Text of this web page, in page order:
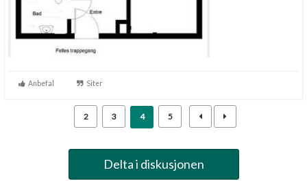
Anbefal Siter
2 3 4 5
Delta i diskusjonen